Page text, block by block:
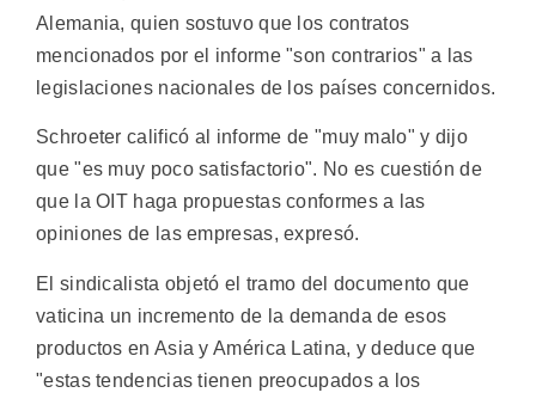
Alemania, quien sostuvo que los contratos
mencionados por el informe "son contrarios" a las
legislaciones nacionales de los países concernidos.
Schroeter calificó al informe de "muy malo" y dijo
que "es muy poco satisfactorio". No es cuestión de
que la OIT haga propuestas conformes a las
opiniones de las empresas, expresó.
El sindicalista objetó el tramo del documento que
vaticina un incremento de la demanda de esos
productos en Asia y América Latina, y deduce que
"estas tendencias tienen preocupados a los